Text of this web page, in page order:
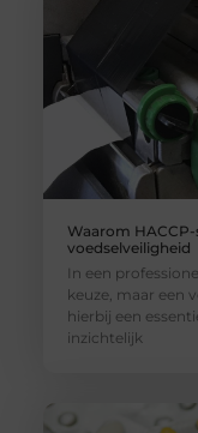
Waarom
voedselveiligheid
In een
keuze, maar een
hierbij een
inzichtelijk